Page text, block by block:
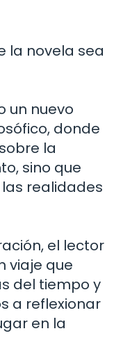
la novela sea
un nuevo
donde
la
sino que
realidades
el lector
viaje que
del tiempo y
a reflexionar
en la